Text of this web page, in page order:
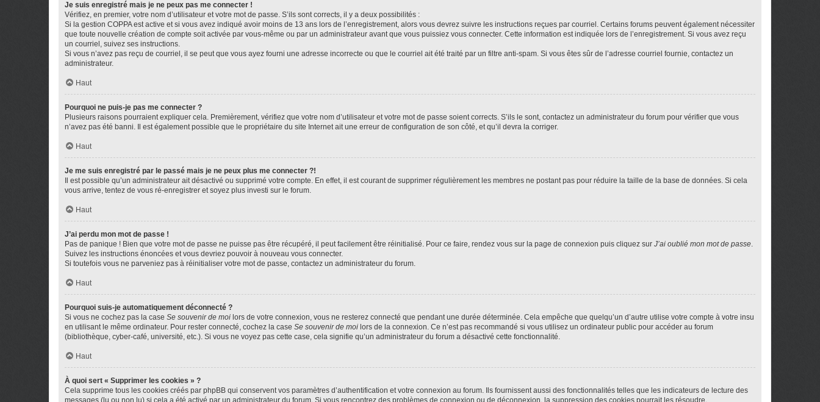
Je suis enregistré mais je ne peux pas me connecter !
Vérifiez, en premier, votre nom d’utilisateur et votre mot de passe. S’ils sont corrects, il y a deux possibilités :
Si la gestion COPPA est active et si vous avez indiqué avoir moins de 13 ans lors de l’enregistrement, alors vous devrez suivre les instructions reçues par courriel. Certains forums peuvent également nécessiter
que toute nouvelle création de compte soit activée par vous-même ou par un administrateur avant que vous puissiez vous connecter. Cette information est indiquée lors de l’enregistrement. Si vous avez reçu
un courriel, suivez ses instructions.
Si vous n’avez pas reçu de courriel, il se peut que vous ayez fourni une adresse incorrecte ou que le courriel ait été traité par un filtre anti-spam. Si vous êtes sûr de l’adresse courriel fournie, contactez un
administrateur.
Haut
Pourquoi ne puis-je pas me connecter ?
Plusieurs raisons pourraient expliquer cela. Premièrement, vérifiez que votre nom d’utilisateur et votre mot de passe soient corrects. S’ils le sont, contactez un administrateur du forum pour vérifier que vous
n’avez pas été banni. Il est également possible que le propriétaire du site Internet ait une erreur de configuration de son côté, et qu’il devra la corriger.
Haut
Je me suis enregistré par le passé mais je ne peux plus me connecter ?!
Il est possible qu’un administrateur ait désactivé ou supprimé votre compte. En effet, il est courant de supprimer régulièrement les membres ne postant pas pour réduire la taille de la base de données. Si cela
vous arrive, tentez de vous ré-enregistrer et soyez plus investi sur le forum.
Haut
J’ai perdu mon mot de passe !
Pas de panique ! Bien que votre mot de passe ne puisse pas être récupéré, il peut facilement être réinitialisé. Pour ce faire, rendez vous sur la page de connexion puis cliquez sur J’ai oublié mon mot de passe.
Suivez les instructions énoncées et vous devriez pouvoir à nouveau vous connecter.
Si toutefois vous ne parveniez pas à réinitialiser votre mot de passe, contactez un administrateur du forum.
Haut
Pourquoi suis-je automatiquement déconnecté ?
Si vous ne cochez pas la case Se souvenir de moi lors de votre connexion, vous ne resterez connecté que pendant une durée déterminée. Cela empêche que quelqu’un d’autre utilise votre compte à votre insu
en utilisant le même ordinateur. Pour rester connecté, cochez la case Se souvenir de moi lors de la connexion. Ce n’est pas recommandé si vous utilisez un ordinateur public pour accéder au forum
(bibliothèque, cyber-café, université, etc.). Si vous ne voyez pas cette case, cela signifie qu’un administrateur du forum a désactivé cette fonctionnalité.
Haut
À quoi sert « Supprimer les cookies » ?
Cela supprime tous les cookies créés par phpBB qui conservent vos paramètres d’authentification et votre connexion au forum. Ils fournissent aussi des fonctionnalités telles que les indicateurs de lecture des
messages (lu ou non lu) si cela a été activé par un administrateur du forum. Si vous rencontrez des problèmes de connexion ou de déconnexion, la suppression des cookies pourrait les résoudre.